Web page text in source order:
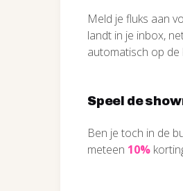
Meld je fluks aan
landt in je inbox,
automatisch op de
Speel de
Ben je toch in de
meteen 10%